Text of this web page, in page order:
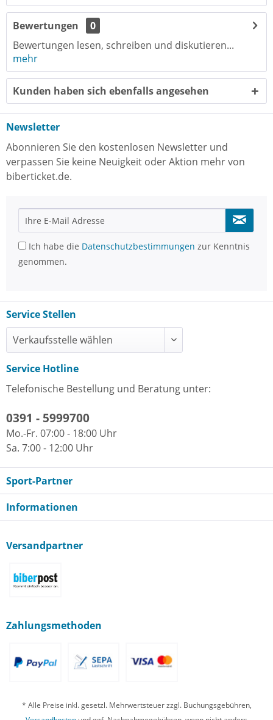
Bewertungen
0
Bewertungen lesen, schreiben und diskutieren...
mehr
Kunden haben sich ebenfalls angesehen
Newsletter
Abonnieren Sie den kostenlosen Newsletter und
verpassen Sie keine Neuigkeit oder Aktion mehr von
biberticket.de.
Ich habe die Datenschutzbestimmungen zur Kenntnis
genommen.
Service Stellen
Service Hotline
Telefonische Bestellung und Beratung unter:
0391 - 5999700
Mo.-Fr. 07:00 - 18:00 Uhr
Sa. 7:00 - 12:00 Uhr
Sport-Partner
Informationen
Versandpartner
Zahlungsmethoden
* Alle Preise inkl. gesetzl. Mehrwertsteuer zzgl. Buchungsgebühren,